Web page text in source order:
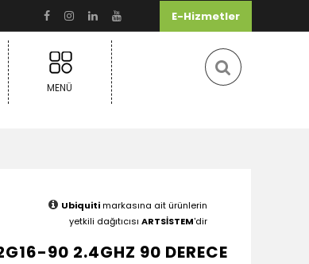
E-Hizmetler
MENÜ
Ubiquitimarkasına ait ürünlerin
yetkili dağıtıcısı ARTSİSTEM'dir
90 2.4GHZ 90 DERECE